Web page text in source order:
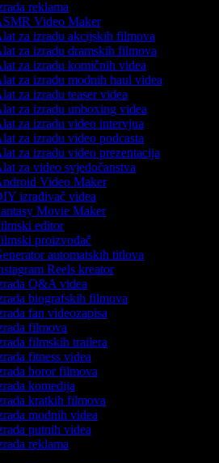
reklama
Video Maker
za izradu akcijskih filmova
za izradu dramskih filmova
za izradu komičnih videa
za izradu modnih haul videa
za izradu teaser videa
za izradu unboxing videa
za izradu video intervjua
za izradu video podcasta
za izradu video prezentacija
za video svjedočanstva
Video Maker
izrađivač videa
Movie Maker
editor
proizvođač
automatskih titlova
Reels kreator
Q&A videa
biografskih filmova
fan videozapisa
filmova
filmskih trailera
fitness videa
horor filmova
komedija
kratkih filmova
modnih videa
putnih videa
reklama